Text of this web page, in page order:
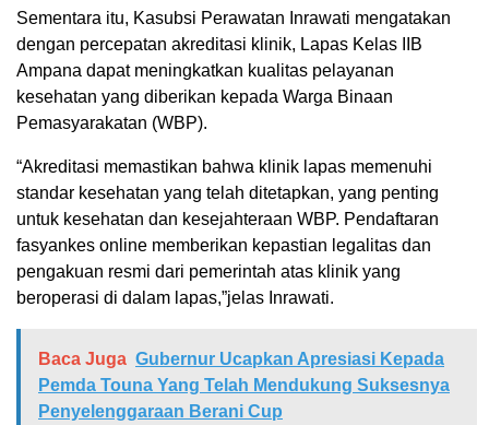
Sementara itu, Kasubsi Perawatan Inrawati mengatakan
dengan percepatan akreditasi klinik, Lapas Kelas IIB
Ampana dapat meningkatkan kualitas pelayanan
kesehatan yang diberikan kepada Warga Binaan
Pemasyarakatan (WBP).
“Akreditasi memastikan bahwa klinik lapas memenuhi
standar kesehatan yang telah ditetapkan, yang penting
untuk kesehatan dan kesejahteraan WBP. Pendaftaran
fasyankes online memberikan kepastian legalitas dan
pengakuan resmi dari pemerintah atas klinik yang
beroperasi di dalam lapas,”jelas Inrawati.
Baca Juga Gubernur Ucapkan Apresiasi Kepada
Pemda Touna Yang Telah Mendukung Suksesnya
Penyelenggaraan Berani Cup